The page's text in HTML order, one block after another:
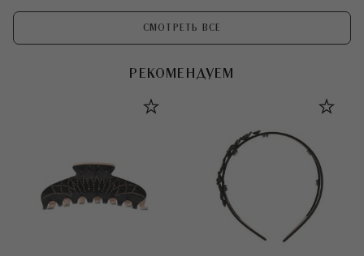
СМОТРЕТЬ ВСЕ
РЕКОМЕНДУЕМ